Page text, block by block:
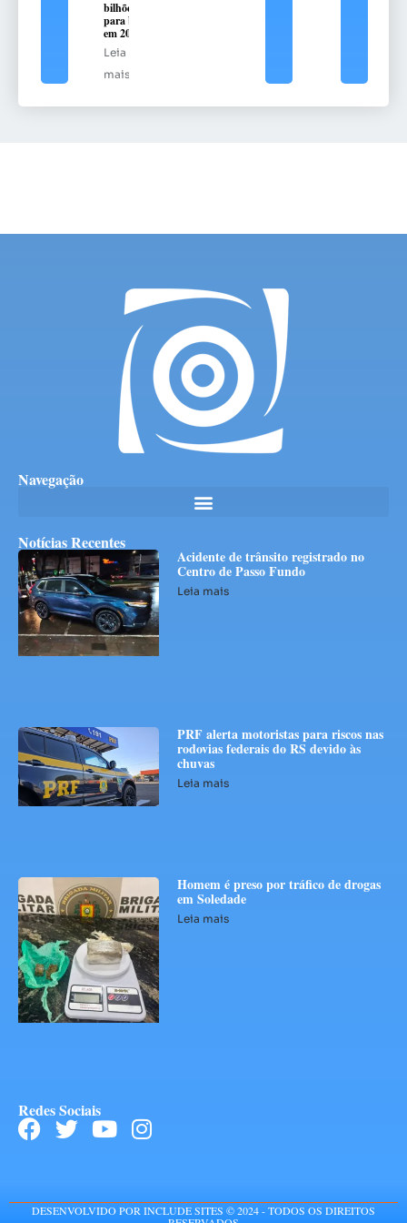
bilhões
para bets
em 2025
Leia
mais
Navegação
Notícias Recentes
Acidente de trânsito registrado no
Centro de Passo Fundo
Leia mais
PRF alerta motoristas para riscos nas
rodovias federais do RS devido às
chuvas
Leia mais
Homem é preso por tráfico de drogas
em Soledade
Leia mais
Redes Sociais
DESENVOLVIDO POR INCLUDE SITES © 2024 - TODOS OS DIREITOS